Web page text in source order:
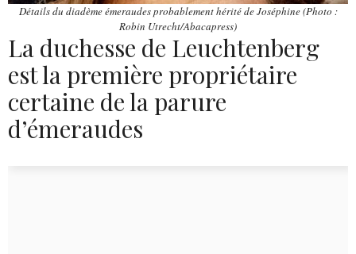
Détails du diadème émeraudes probablement hérité de Joséphine (Photo :
Robin Utrecht/Abacapress)
La duchesse de Leuchtenberg
est la première propriétaire
certaine de la parure
d’émeraudes